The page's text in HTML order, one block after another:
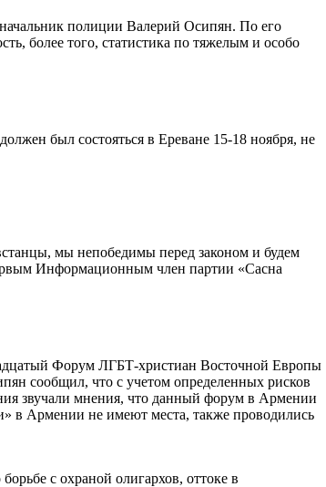
полиции Валерий Осипян. По его
более того, статистика по тяжелым и особо
был состояться в Ереване 15-18 ноября, не
мы непобедимы перед законом и будем
Информационным член партии «Сасна
Форум ЛГБТ-христиан Восточной Европы
сообщил, что с учетом определенных рисков
звучали мнения, что данный форум в Армении
в Армении не имеют места, также проводились
с охраной олигархов, оттоке в